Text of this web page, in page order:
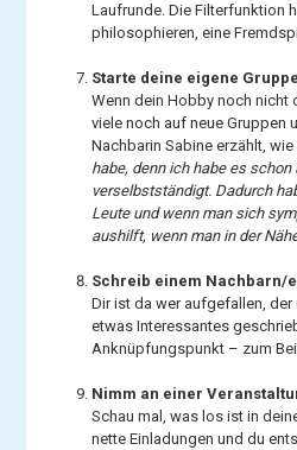
Laufrunde. Die Filterfunktion
philosophieren, eine
Starte deine eigene
Wenn dein Hobby noch nicht
viele noch auf neue Gruppen
Nachbarin Sabine erzählt,
habe, denn ich habe es
verselbstständigt. Dadurch
Leute und wenn man sich
aushilft, wenn man in der
Schreib einem Nachbarn/
Dir ist da wer aufgefallen,
etwas Interessantes
Anknüpfungspunkt – zum
Nimm an einer
Schau mal, was los ist in
nette Einladungen und du